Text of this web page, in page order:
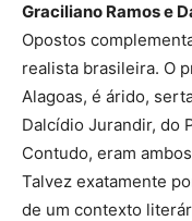
Graciliano Ramos e
Opostos
realista brasileira. O
Alagoas, é árido,
Dalcídio Jurandir, do
Contudo, eram
Talvez exatamente
de um contexto